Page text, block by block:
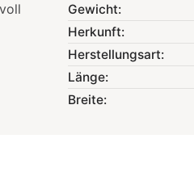
Gewicht:
Herkunft:
Herstellungsart:
Länge:
Breite: